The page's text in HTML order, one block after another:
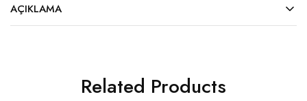
AÇIKLAMA
Related Products